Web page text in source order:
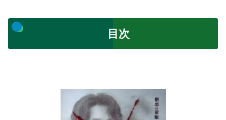
目次